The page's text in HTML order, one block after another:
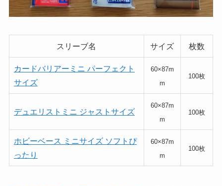
スリーブ名 サイズ 枚数
カードバリアーミニ パーフェクト
サイズ
60×87m
m
100枚
デュエリストミニ ジャストサイズ
60×87m
m
100枚
ホビーベース ミニサイズ ソフトぴ
ったり
60×87m
m
100枚